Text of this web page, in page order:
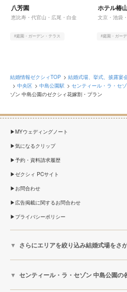
八芳園
恵比寿・代官山・広尾・白金
#庭園・ガーデン・テラス
ホテル椿
文京・池袋
#庭園・ガー
結婚情報ゼクシィTOP 結婚式場、挙式、披露宴
中央区
中島公園駅 センティール・ラ・セ
ゾン 中島公園のゼクシィ花嫁割・プラン
MYウェディングノート
気になるクリップ
予約・資料請求履歴
ゼクシィ PCサイト
お問合わせ
広告掲載に関するお問合わせ
プライバシーポリシー
さらにエリアを絞り込み結婚式場をさ
センティール・ラ・セゾン 中島公園の